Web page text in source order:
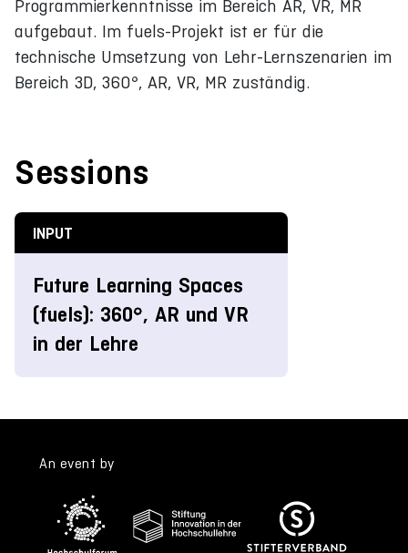
Programmierkenntnisse im Bereich AR, VR, MR
aufgebaut. Im fuels-Projekt ist er für die
technische Umsetzung von Lehr-Lernszenarien im
Bereich 3D, 360°, AR, VR, MR zuständig.
Sessions
INPUT
Future Learning Spaces
(fuels): 360°, AR und VR
in der Lehre
An event by